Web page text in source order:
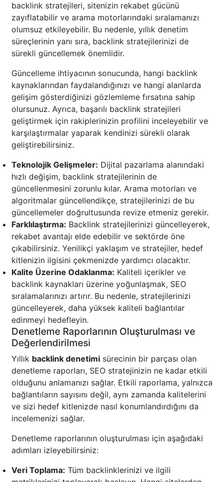
backlink stratejileri, sitenizin rekabet gücünü
zayıflatabilir ve arama motorlarındaki sıralamanızı
olumsuz etkileyebilir. Bu nedenle, yıllık denetim
süreçlerinin yanı sıra, backlink stratejilerinizi de
sürekli güncellemek önemlidir.
Güncelleme ihtiyacının sonucunda, hangi backlink
kaynaklarından faydalandığınızı ve hangi alanlarda
gelişim gösterdiğinizi gözlemleme fırsatına sahip
olursunuz. Ayrıca, başarılı backlink stratejileri
geliştirmek için rakiplerinizin profilini inceleyebilir ve
karşılaştırmalar yaparak kendinizi sürekli olarak
geliştirebilirsiniz.
Teknolojik Gelişmeler: Dijital pazarlama alanındaki
hızlı değişim, backlink stratejilerinin de
güncellenmesini zorunlu kılar. Arama motorları ve
algoritmalar güncellendikçe, stratejilerinizi de bu
güncellemeler doğrultusunda revize etmeniz gerekir.
Farklılaştırma: Backlink stratejilerinizi güncelleyerek,
rekabet avantajı elde edebilir ve sektörde öne
çıkabilirsiniz. Yenilikçi yaklaşım ve stratejiler, hedef
kitlenizin ilgisini çekmenizde yardımcı olacaktır.
Kalite Üzerine Odaklanma: Kaliteli içerikler ve
backlink kaynakları üzerine yoğunlaşmak, SEO
sıralamalarınızı artırır. Bu nedenle, stratejilerinizi
güncelleyerek, daha yüksek kaliteli bağlantılar
edinmeyi hedefleyin.
Denetleme Raporlarının Oluşturulması ve
Değerlendirilmesi
Yıllık backlink denetimi sürecinin bir parçası olan
denetleme raporları, SEO stratejinizin ne kadar etkili
olduğunu anlamanızı sağlar. Etkili raporlama, yalnızca
bağlantıların sayısını değil, aynı zamanda kalitelerini
ve sizi hedef kitlenizde nasıl konumlandırdığını da
incelemenizi sağlar.
Denetleme raporlarının oluşturulması için aşağıdaki
adımları izleyebilirsiniz:
Veri Toplama: Tüm backlinklerinizi ve ilgili